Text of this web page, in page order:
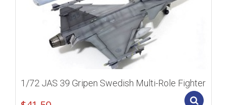
1/72 JAS 39 Gripen Swedish Multi-Role Fighter